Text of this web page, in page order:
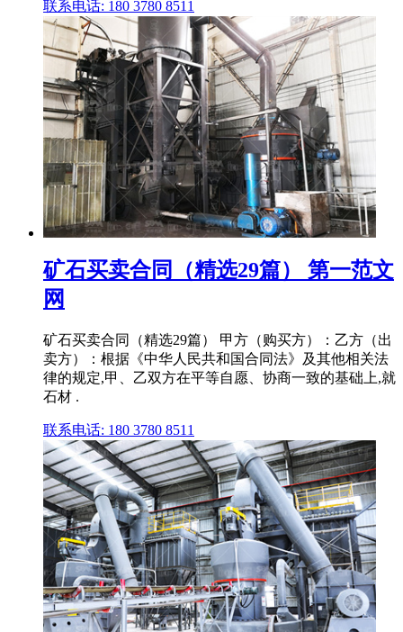
联系电话: 180 3780 8511
矿石买卖合同（精选29篇） 第一范文
网
矿石买卖合同（精选29篇） 甲方（购买方）：乙方（出
卖方）：根据《中华人民共和国合同法》及其他相关法
律的规定,甲、乙双方在平等自愿、协商一致的基础上,就
石材 .
联系电话: 180 3780 8511